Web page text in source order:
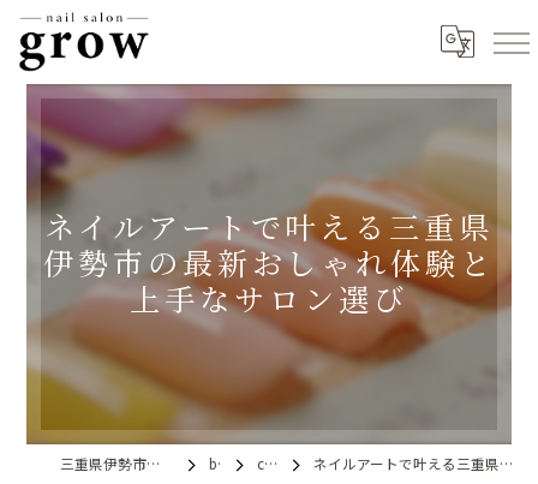
ネイルアートで叶える三重県
伊勢市の最新おしゃれ体験と
上手なサロン選び
三重県伊勢市のネイルならnail salon grow blog column ネイルアートで叶える三重県伊勢市の最新おしゃれ体験と上手なサロン選び